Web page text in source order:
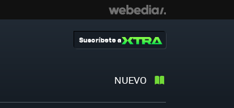
NUEVO
Suscríbete a